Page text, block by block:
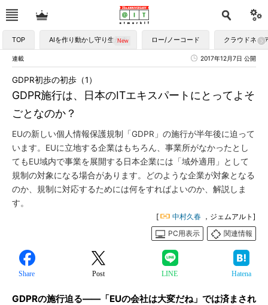
TOP AIを作り動かし守り生かす ロー/ノーコード クラウドネイ
連載 2017年12月7日 公開
GDPR施行は、日本のITエキスパートにとってよそ
ごとなのか？
GDPR初歩の初歩（1）
EUの新しい個人情報保護規制「GDPR」の施行が半年後に迫って
います。EUに立地する企業はもちろん、事業所がなかったとし
てもEU域内で事業を展開する日本企業には「域外適用」として
規制の対象になる場合があります。どのような企業が対象となる
のか、規制に対応するためには何をすればよいのか、解説しま
す。
[ 中村久春 ，ジェムアルト]
PC用表示
関連情報
Share Post LINE Hatena
GDPRの施行迫る――「EUの会社は大変だね」では済まされ